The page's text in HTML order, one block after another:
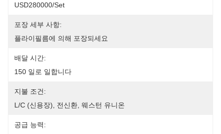
USD280000/set
포장 세부 사항:
플라이필름에 의해 포장되세요
배달 시간:
150 일로 일합니다
지불 조건:
L/C (신용장), 전신환, 웨스턴 유니온
공급 능력: